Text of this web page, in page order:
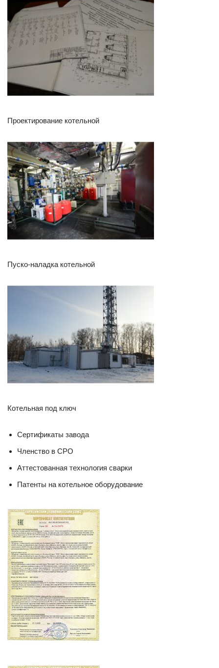
Проектирование котельной
Пуско-наладка котельной
Котельная под ключ
Сертификаты завода
Членство в СРО
Аттестованная технология сварки
Патенты на котельное оборудование